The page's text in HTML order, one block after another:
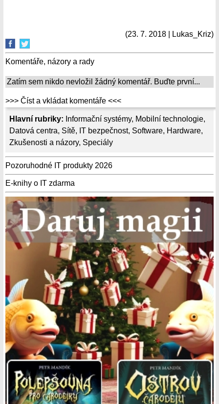
Hlavní rubriky: Informační systémy, Mobilní technologie,
Datová centra, Sítě, IT bezpečnost, Software, Hardware,
Zkušenosti a názory, Speciály
Pozoruhodné IT produkty 2026
E-knihy o IT zdarma
(23. 7. 2018 | Lukas_Kriz)
Komentáře, názory a rady
Zatím sem nikdo nevložil žádný komentář. Buďte první...
>>> Číst a vkládat komentáře <<<